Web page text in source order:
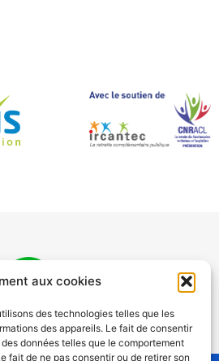
aux cookies
des technologies telles que les
des appareils. Le fait de consentir
données telles que le comportement
fait de ne pas consentir ou de retirer son